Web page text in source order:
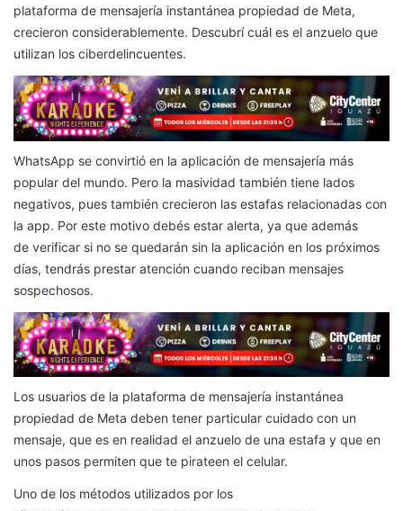
plataforma de mensajería instantánea propiedad de Meta,
crecieron considerablemente. Descubrí cuál es el anzuelo que
utilizan los ciberdelincuentes.
WhatsApp se convirtió en la aplicación de mensajería más
popular del mundo. Pero la masividad también tiene lados
negativos, pues también crecieron las estafas relacionadas con
la app. Por este motivo debés estar alerta, ya que además
de verificar si no se quedarán sin la aplicación en los próximos
días, tendrás prestar atención cuando reciban mensajes
sospechosos.
Los usuarios de la plataforma de mensajería instantánea
propiedad de Meta deben tener particular cuidado con un
mensaje, que es en realidad el anzuelo de una estafa y que en
unos pasos permiten que te pirateen el celular.
Uno de los métodos utilizados por los